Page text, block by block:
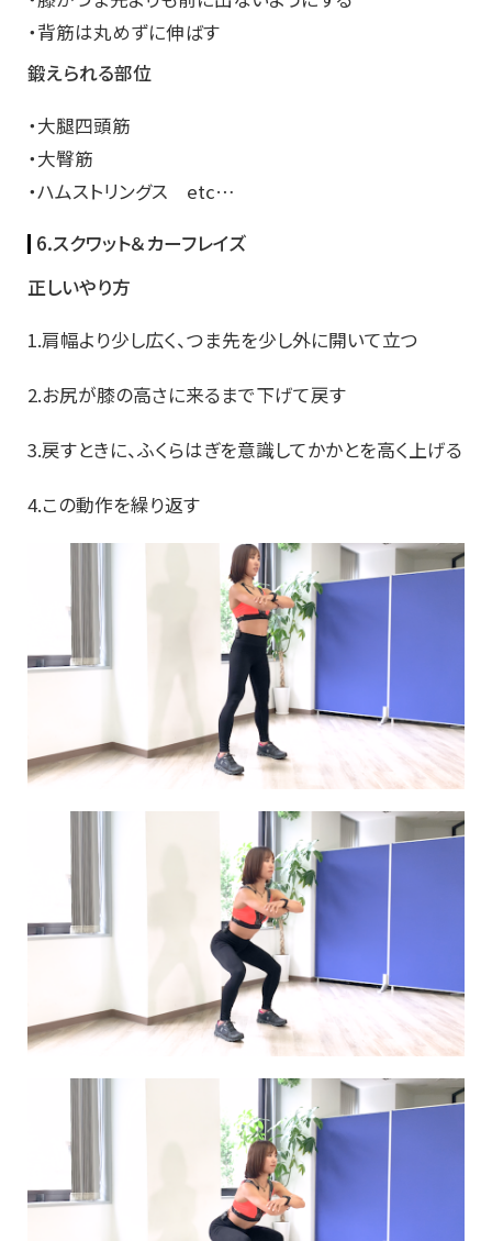
・背筋は丸めずに伸ばす
鍛えられる部位
・大腿四頭筋
・大臀筋
・ハムストリングス etc…
6.スクワット＆カーフレイズ
正しいやり方
1.肩幅より少し広く、つま先を少し外に開いて立つ
2.お尻が膝の高さに来るまで下げて戻す
3.戻すときに、ふくらはぎを意識してかかとを高く上げる
4.この動作を繰り返す